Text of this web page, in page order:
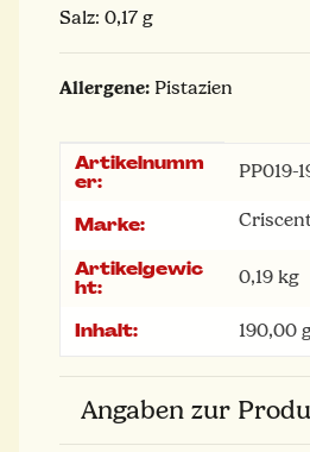
Salz: 0,17 g
Allergene: Pistazien
Produkteigenschaft
Wert
Artikelnumm
er:
PP019-
Marke:
Artikelgewic
ht:
0,19 kg
Inhalt: 190,00
Angaben zur